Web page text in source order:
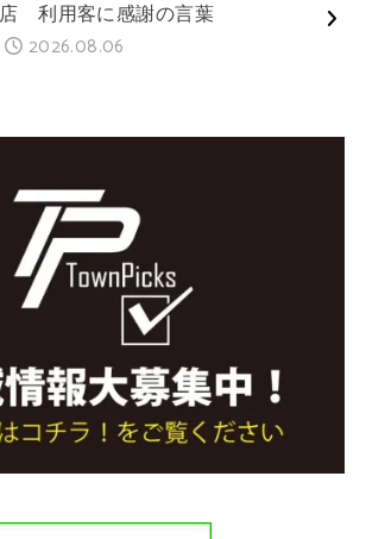
店 利用客に感謝の言葉
2026.08.06